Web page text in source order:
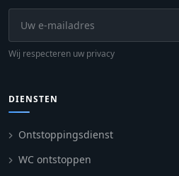
Wij respecteren uw privacy
DIENSTEN
Ontstoppingsdienst
WC ontstoppen